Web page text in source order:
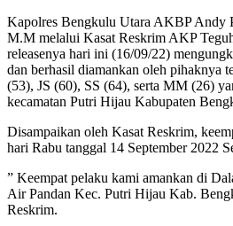
Kapolres Bengkulu Utara AKBP Andy
M.M melalui Kasat Reskrim AKP
releasenya hari ini (16/09/22)
dan berhasil diamankan oleh pihaknya
(53), JS (60), SS (64), serta MM (26)
kecamatan Putri Hijau Kabupaten
Disampaikan oleh Kasat Reskrim,
hari Rabu tanggal 14 September 2022
” Keempat pelaku kami amankan di
Air Pandan Kec. Putri Hijau Kab.
Reskrim.